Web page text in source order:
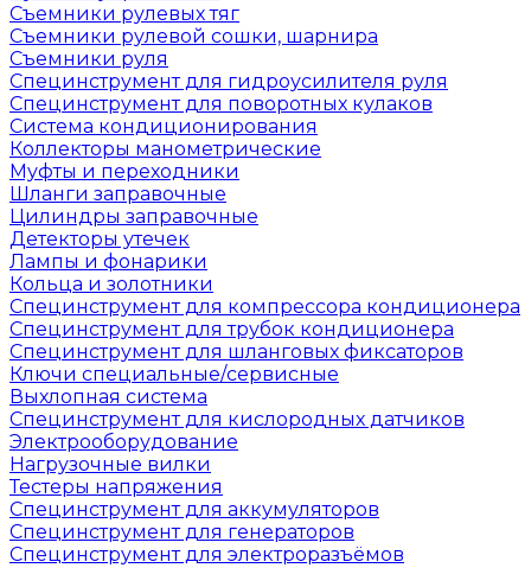
Съемники рулевых тяг
Съемники рулевой сошки, шарнира
Съемники руля
Специнструмент для гидроусилителя руля
Специнструмент для поворотных кулаков
Система кондиционирования
Коллекторы манометрические
Муфты и переходники
Шланги заправочные
Цилиндры заправочные
Детекторы утечек
Лампы и фонарики
Кольца и золотники
Специнструмент для компрессора кондиционера
Специнструмент для трубок кондиционера
Специнструмент для шланговых фиксаторов
Ключи специальные/сервисные
Выхлопная система
Специнструмент для кислородных датчиков
Электрооборудование
Нагрузочные вилки
Тестеры напряжения
Специнструмент для аккумуляторов
Специнструмент для генераторов
Специнструмент для электроразъёмов